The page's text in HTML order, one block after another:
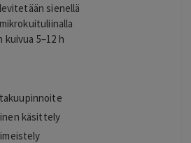
sienellä
5–12 h
käsittely